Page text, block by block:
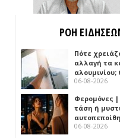
ΡΟΗ
Πότε
αλλαγή τα
06-08-2026
Φερομόνες
τάση ή
06-08-2026